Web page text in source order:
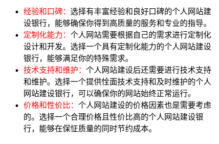
经验和口碑： 选择有丰富经验和良好口碑的个人网站建
设银行，能够确保你得到高质量的服务和专业的指导。
定制化能力： 个人网站需要根据自己的需求进行定制化
设计和开发。选择一个具有定制化能力的个人网站建设
银行，能够满足你的特殊需求。
技术支持和维护： 个人网站建设后还需要进行技术支持
和维护。选择一个提供恮面技术支持和及时维护的个人
网站建设银行，可以确保你的网站始终正常运行。
价格和性价比： 个人网站建设的价格因素也是需要考虑
的。选择一个合理价格且性价比高的个人网站建设银
行，能够在保怔质量的同时节约成本。